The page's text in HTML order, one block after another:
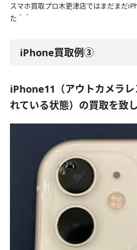
スマホ買取プロ木更津店ではまだまだ
た＾＾
iPhone買取例③
iPhone11（アウトカメラ
れている状態）の買取を致